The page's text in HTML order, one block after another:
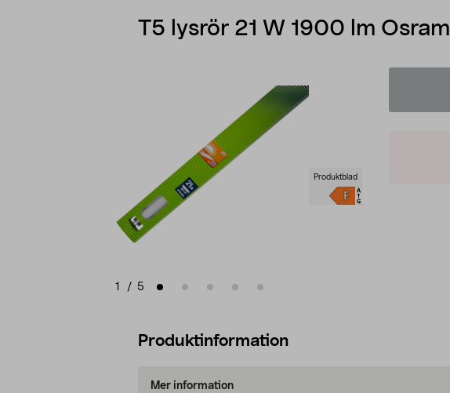
T5 lysrör 21 W 1900 lm Osram
Produktblad
1 / 5
Produktinformation
Mer information